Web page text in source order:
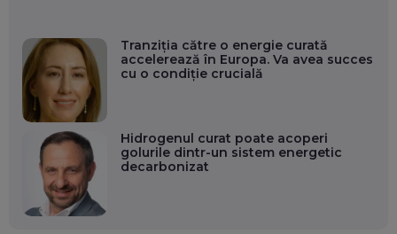
Tranziția către o energie curată
accelerează în Europa. Va avea succes
cu o condiție crucială
Hidrogenul curat poate acoperi
golurile dintr-un sistem energetic
decarbonizat